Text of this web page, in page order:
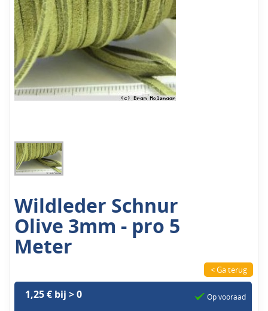
Wildleder Schnur
Olive 3mm - pro 5
Meter
< Ga terug
1,25 € bij > 0
Op vooraad